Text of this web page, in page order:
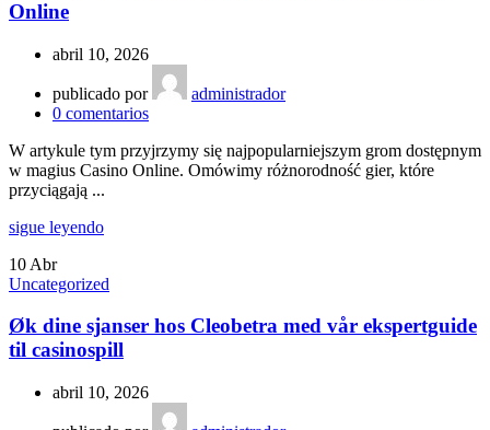
Online
abril 10, 2026
publicado por
administrador
0 comentarios
W artykule tym przyjrzymy się najpopularniejszym grom dostępnym
w magius Casino Online. Omówimy różnorodność gier, które
przyciągają ...
sigue leyendo
10 Abr
Uncategorized
Øk dine sjanser hos Cleobetra med vår ekspertguide
til casinospill
abril 10, 2026